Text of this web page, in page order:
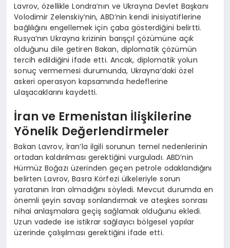
Lavrov, özellikle Londra’nın ve Ukrayna Devlet Başkanı
Volodimir Zelenskiy’nin, ABD’nin kendi inisiyatiflerine
bağlılığını engellemek için çaba gösterdiğini belirtti.
Rusya’nın Ukrayna krizinin barışçıl çözümüne açık
olduğunu dile getiren Bakan, diplomatik çözümün
tercih edildiğini ifade etti. Ancak, diplomatik yolun
sonuç vermemesi durumunda, Ukrayna’daki özel
askeri operasyon kapsamında hedeflerine
ulaşacaklarını kaydetti.
İran ve Ermenistan İlişkilerine
Yönelik Değerlendirmeler
Bakan Lavrov, İran’la ilgili sorunun temel nedenlerinin
ortadan kaldırılması gerektiğini vurguladı. ABD’nin
Hürmüz Boğazı üzerinden geçen petrole odaklandığını
belirten Lavrov, Basra Körfezi ülkeleriyle sorun
yaratanın İran olmadığını söyledi. Mevcut durumda en
önemli şeyin savaşı sonlandırmak ve ateşkes sonrası
nihai anlaşmalara geçiş sağlamak olduğunu ekledi.
Uzun vadede ise istikrar sağlayıcı bölgesel yapılar
üzerinde çalışılması gerektiğini ifade etti.